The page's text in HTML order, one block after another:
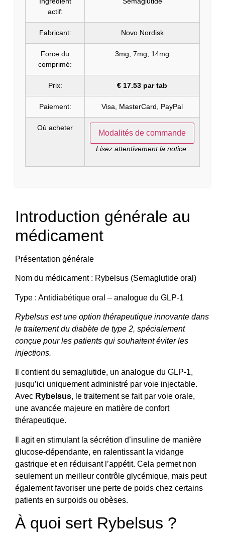
actif:
Fabricant: Novo Nordisk
Force du
comprimé:
3mg, 7mg, 14mg
Prix: € 17.53 par tab
Paiement: Visa, MasterCard, PayPal
Où acheter
Modalités de commande
Lisez attentivement la notice.
Introduction générale au
médicament
Présentation générale
Nom du médicament : Rybelsus (Semaglutide oral)
Type : Antidiabétique oral – analogue du GLP-1
Rybelsus est une option thérapeutique innovante dans
le traitement du diabète de type 2, spécialement
conçue pour les patients qui souhaitent éviter les
injections.
Il contient du semaglutide, un analogue du GLP-1,
jusqu’ici uniquement administré par voie injectable.
Avec Rybelsus, le traitement se fait par voie orale,
une avancée majeure en matière de confort
thérapeutique.
Il agit en stimulant la sécrétion d’insuline de manière
glucose-dépendante, en ralentissant la vidange
gastrique et en réduisant l’appétit. Cela permet non
seulement un meilleur contrôle glycémique, mais peut
également favoriser une perte de poids chez certains
patients en surpoids ou obèses.
À quoi sert Rybelsus ?